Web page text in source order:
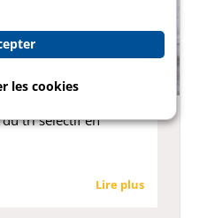
tri sélectif en
Lire plus
les cookies